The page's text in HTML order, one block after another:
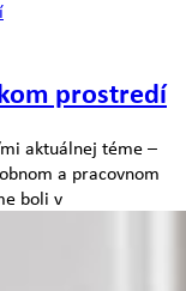
prostredí
aktuálnej téme –
a pracovnom
boli v